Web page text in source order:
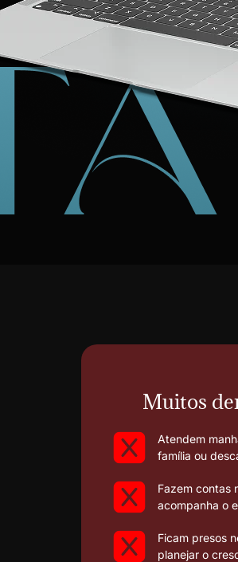
Muitos
Atendem
família ou
Fazem contas
acompanha o
Ficam presos
planejar o